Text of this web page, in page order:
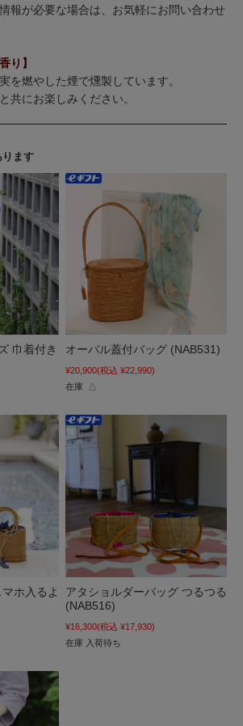
報が必要な場合は、お気軽にお問い合わせ
り】
を燃やした煙で燻製しています。
共にお楽しみください。
ます
巾着付き
オーバル蓋付バッグ (NAB531)
¥20,900(税込 ¥22,990)
在庫 △
ホ入るよ
アタショルダーバッグ つるつる
(NAB516)
¥16,300(税込 ¥17,930)
在庫 入荷待ち